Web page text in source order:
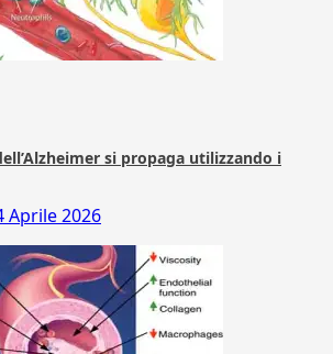
si propaga utilizzando i
Aprile 2026